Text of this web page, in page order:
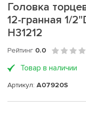
Головка
12-гранная 1/
H31212
Рейтинг 0.0
Товар в наличии
Артикул: A07920S